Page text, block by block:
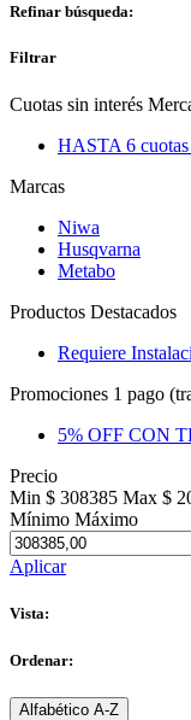
Refinar búsqueda:
Filtrar
Cuotas sin interés
HASTA 6 cuotas
Marcas
Niwa
Husqvarna
Metabo
Productos Destacados
Requiere
Promociones 1 pago
5% OFF CON
Precio
Min $ 308385 Max $
Mínimo Máximo
Aplicar
Vista:
Ordenar:
Alfabético A-Z